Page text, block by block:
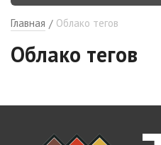
Главная / Облако тегов
Облако тегов